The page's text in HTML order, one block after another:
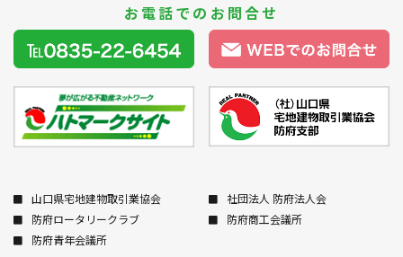
お電話でのお問合せ
山口県宅地建物取引業協会
社団法人 防府法人会
防府ロータリークラブ
防府商工会議所
防府青年会議所